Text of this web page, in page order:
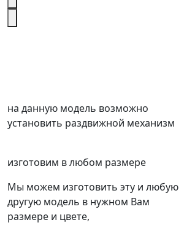
на данную модель возможно
установить раздвижной механизм
изготовим в любом размере
Мы можем изготовить эту и любую
другую модель в нужном Вам
размере и цвете,